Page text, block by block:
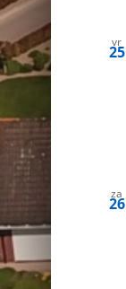
vr
25
za
26